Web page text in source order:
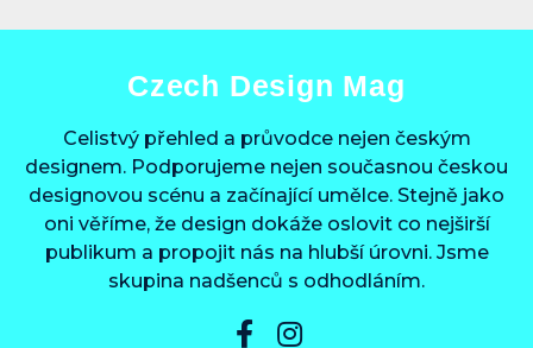
Czech Design Mag
Celistvý přehled a průvodce nejen českým
designem. Podporujeme nejen současnou českou
designovou scénu a začínající umělce. Stejně jako
oni věříme, že design dokáže oslovit co nejširší
publikum a propojit nás na hlubší úrovni. Jsme
skupina nadšenců s odhodláním.